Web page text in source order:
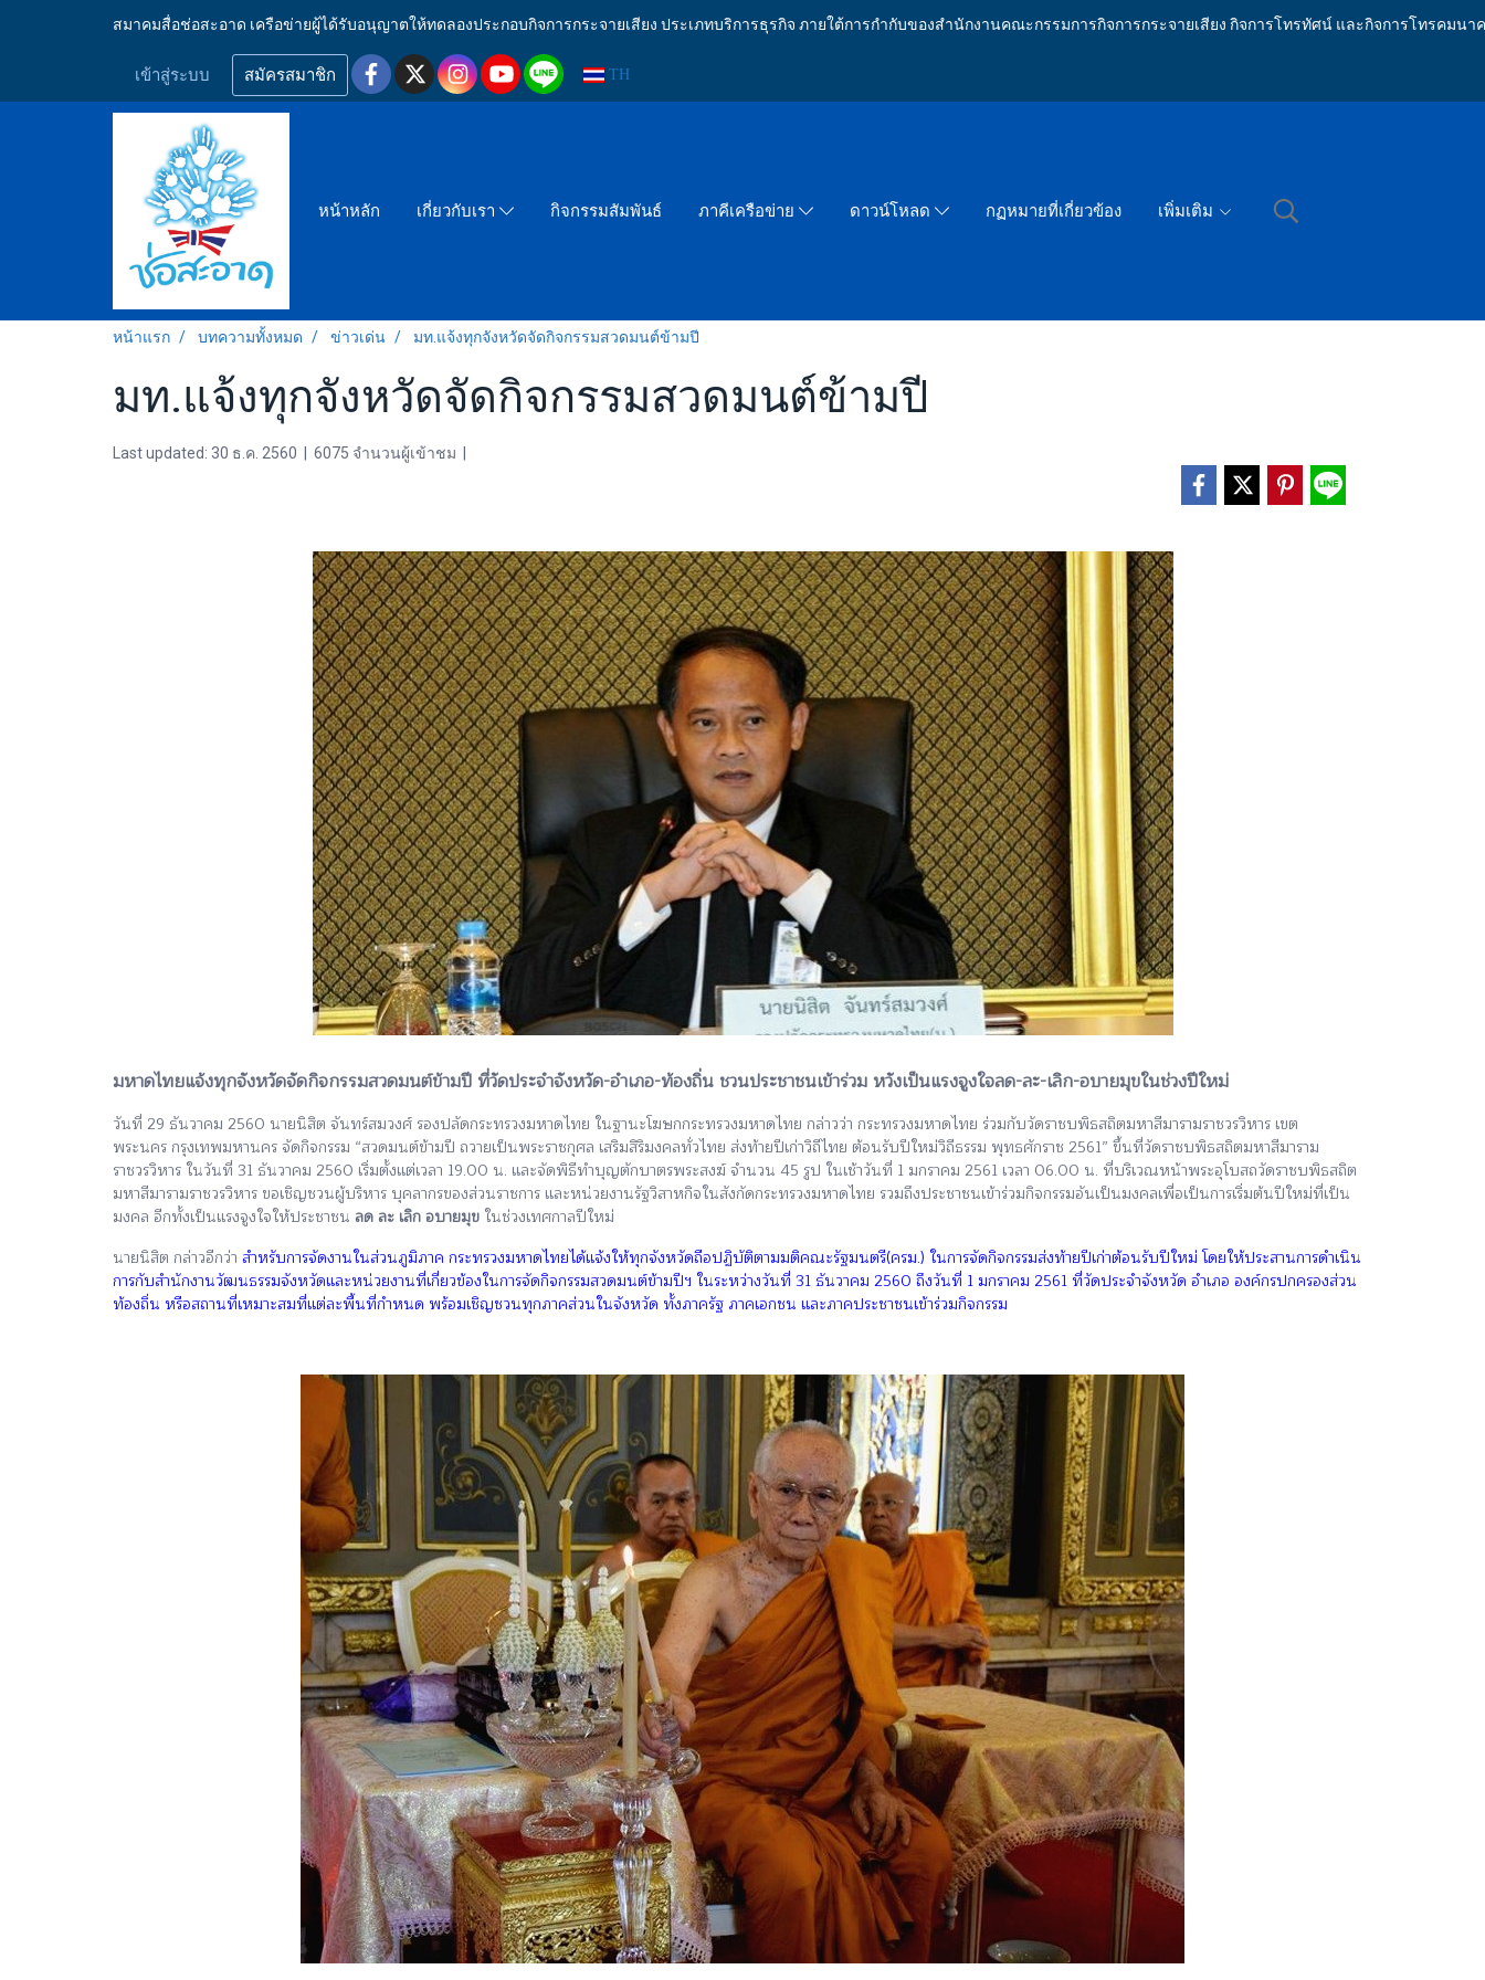
สมาคมสื่อช่อสะอาด เครือข่ายผู้ได้รับอนุญาตให้ทดลองประกอบกิจการกระจายเสียง ประเภทบริการธุรกิจ ภายใต้การกำกับของสำนักงานคณะกรรมการกิจการกระจายเสียง กิจการโทรทัศน์ และกิจการโทรคมนา
เข้าสู่ระบบ สมัครสมาชิก TH
หน้าหลัก เกี่ยวกับเรา กิจกรรมสัมพันธ์ ภาคีเครือข่าย ดาวน์โหลด กฏหมายที่เกี่ยวข้อง เพิ่มเติม
หน้าแรก บทความทั้งหมด ข่าวเด่น มท.แจ้งทุกจังหวัดจัดกิจกรรมสวดมนต์ข้ามปี
มท.แจ้งทุกจังหวัดจัดกิจกรรมสวดมนต์ข้ามปี
Last updated: 30 ธ.ค. 2560 6075 จำนวนผู้เข้าชม
มหาดไทยแจ้งทุกจังหวัดจัดกิจกรรมสวดมนต์ข้ามปี ที่วัดประจำจังหวัด-อำเภอ-ท้องถิ่น ชวนประชาชนเข้าร่วม หวังเป็นแรงจูงใจลด-ละ-เลิก-อบายมุขในช่วงปีใหม่
วันที่ 29 ธันวาคม 2560 นายนิสิต จันทร์สมวงศ์ รองปลัดกระทรวงมหาดไทย ในฐานะโฆษกกระทรวงมหาดไทย กล่าวว่า กระทรวงมหาดไทย ร่วมกับวัดราชบพิธสถิตมหาสีมารามราชวรวิหาร เขต
พระนคร กรุงเทพมหานคร จัดกิจกรรม “สวดมนต์ข้ามปี ถวายเป็นพระราชกุศล เสริมสิริมงคลทั่วไทย ส่งท้ายปีเก่าวิถีไทย ต้อนรับปีใหม่วิถีธรรม พุทธศักราช 2561” ขึ้นที่วัดราชบพิธสถิตมหาสีมาราม
ราชวรวิหาร ในวันที่ 31 ธันวาคม 2560 เริ่มตั้งแต่เวลา 19.00 น. และจัดพิธีทำบุญตักบาตรพระสงฆ์ จำนวน 45 รูป ในเช้าวันที่ 1 มกราคม 2561 เวลา 06.00 น. ที่บริเวณหน้าพระอุโบสถวัดราชบพิธสถิต
มหาสีมารามราชวรวิหาร ขอเชิญชวนผู้บริหาร บุคลากรของส่วนราชการ และหน่วยงานรัฐวิสาหกิจในสังกัดกระทรวงมหาดไทย รวมถึงประชาชนเข้าร่วมกิจกรรมอันเป็นมงคลเพื่อเป็นการเริ่มต้นปีใหม่ที่เป็น
มงคล อีกทั้งเป็นแรงจูงใจให้ประชาชน ลด ละ เลิก อบายมุข ในช่วงเทศกาลปีใหม่
นายนิสิต กล่าวอีกว่า สำหรับการจัดงานในส่วนภูมิภาค กระทรวงมหาดไทยได้แจ้งให้ทุกจังหวัดถือปฏิบัติตามมติคณะรัฐมนตรี(ครม.) ในการจัดกิจกรรมส่งท้ายปีเก่าต้อนรับปีใหม่ โดยให้ประสานการดำเนิน
การกับสำนักงานวัฒนธรรมจังหวัดและหน่วยงานที่เกี่ยวข้องในการจัดกิจกรรมสวดมนต์ข้ามปีฯ ในระหว่างวันที่ 31 ธันวาคม 2560 ถึงวันที่ 1 มกราคม 2561 ที่วัดประจำจังหวัด อำเภอ องค์กรปกครองส่วน
ท้องถิ่น หรือสถานที่เหมาะสมที่แต่ละพื้นที่กำหนด พร้อมเชิญชวนทุกภาคส่วนในจังหวัด ทั้งภาครัฐ ภาคเอกชน และภาคประชาชนเข้าร่วมกิจกรรม